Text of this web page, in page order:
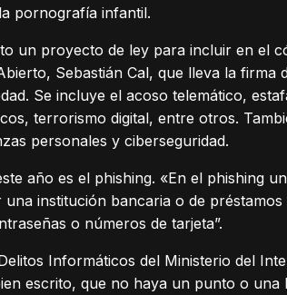
pornografía infantil.
un proyecto de ley para incluir en el
Sebastián Cal, que lleva la
Se incluye el acoso telemático,
terrorismo digital, entre otros.
personales y ciberseguridad.
año es el phishing. «En el phishing
institución bancaria o de
o números de tarjeta”.
Informáticos del Ministerio del
escrito, que no haya un punto o una